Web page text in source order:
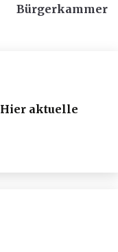
Bürgerkammer
Hier aktuelle